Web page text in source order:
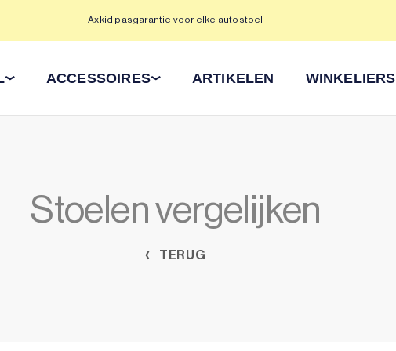
Axkid pasgarantie voor elke autostoel
ACCESSOIRES ARTIKELEN WINKELIERS
Stoelen vergelijken
TERUG